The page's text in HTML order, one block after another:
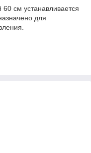
см устанавливается
для